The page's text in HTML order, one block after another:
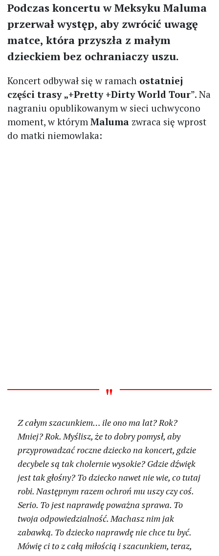
Podczas koncertu w Meksyku Maluma
przerwał występ, aby zwrócić uwagę
matce, która przyszła z małym
dzieckiem bez ochraniaczy uszu.
Koncert odbywał się w ramach ostatniej
części trasy „+Pretty +Dirty World Tour”. Na
nagraniu opublikowanym w sieci uchwycono
moment, w którym Maluma zwraca się wprost
do matki niemowlaka:
Z całym szacunkiem… ile ono ma lat? Rok?
Mniej? Rok. Myślisz, że to dobry pomysł, aby
przyprowadzać roczne dziecko na koncert, gdzie
decybele są tak cholernie wysokie? Gdzie dźwięk
jest tak głośny? To dziecko nawet nie wie, co tutaj
robi. Następnym razem ochroń mu uszy czy coś.
Serio. To jest naprawdę poważna sprawa. To
twoja odpowiedzialność. Machasz nim jak
zabawką. To dziecko naprawdę nie chce tu być.
Mówię ci to z całą miłością i szacunkiem, teraz,